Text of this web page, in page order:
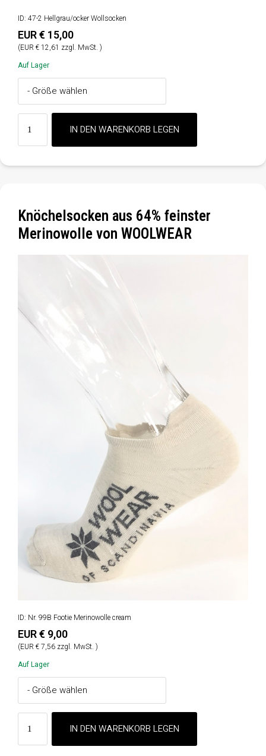
ID: 47-2 Hellgrau/ocker Wollsocken
EUR € 15,00
(EUR € 12,61 zzgl. MwSt. )
Auf Lager
Knöchelsocken aus 64% feinster
Merinowolle von WOOLWEAR
ID: Nr. 99B Footie Merinowolle cream
EUR € 9,00
(EUR € 7,56 zzgl. MwSt. )
Auf Lager